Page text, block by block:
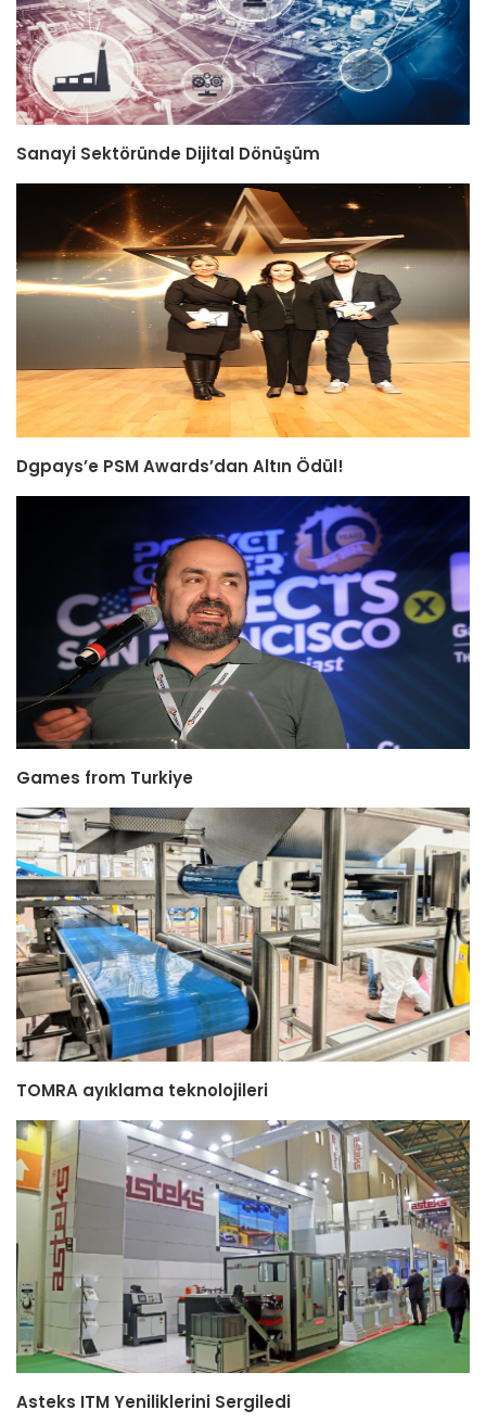
Sanayi Sektöründe Dijital Dönüşüm
Dgpays’e PSM Awards’dan Altın Ödül!
Games from Turkiye
TOMRA ayıklama teknolojileri
Asteks ITM Yeniliklerini Sergiledi